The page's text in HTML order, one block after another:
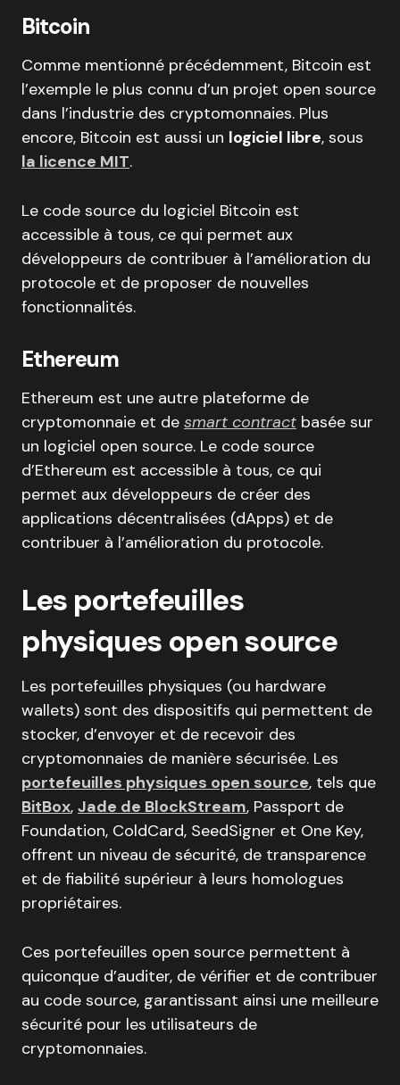
Bitcoin
Comme mentionné précédemment, Bitcoin est
l’exemple le plus connu d’un projet open source
dans l’industrie des cryptomonnaies. Plus
encore, Bitcoin est aussi un logiciel libre, sous
la licence MIT.
Le code source du logiciel Bitcoin est
accessible à tous, ce qui permet aux
développeurs de contribuer à l’amélioration du
protocole et de proposer de nouvelles
fonctionnalités.
Ethereum
Ethereum est une autre plateforme de
cryptomonnaie et de smart contract basée sur
un logiciel open source. Le code source
d’Ethereum est accessible à tous, ce qui
permet aux développeurs de créer des
applications décentralisées (dApps) et de
contribuer à l’amélioration du protocole.
Les portefeuilles
physiques open source
Les portefeuilles physiques (ou hardware
wallets) sont des dispositifs qui permettent de
stocker, d’envoyer et de recevoir des
cryptomonnaies de manière sécurisée. Les
portefeuilles physiques open source, tels que
BitBox, Jade de BlockStream, Passport de
Foundation, ColdCard, SeedSigner et One Key,
offrent un niveau de sécurité, de transparence
et de fiabilité supérieur à leurs homologues
propriétaires.
Ces portefeuilles open source permettent à
quiconque d’auditer, de vérifier et de contribuer
au code source, garantissant ainsi une meilleure
sécurité pour les utilisateurs de
cryptomonnaies.